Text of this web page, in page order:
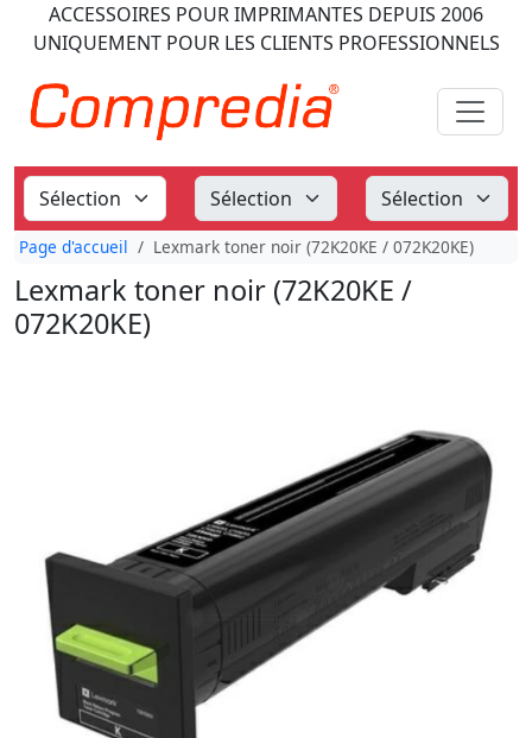
ACCESSOIRES POUR IMPRIMANTES DEPUIS 2006
UNIQUEMENT POUR LES CLIENTS PROFESSIONNELS
Page d'accueil Lexmark toner noir (72K20KE / 072K20KE)
Lexmark toner noir (72K20KE /
072K20KE)